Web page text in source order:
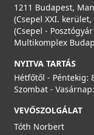
1211 Budapest,
(Csepel XXI.
(Csepel -
Multikomplex
NYITVA TARTÁS
Hétfőtől - Péntekig:
Szombat -
VEVŐSZOLGÁLAT
Tóth Norbert